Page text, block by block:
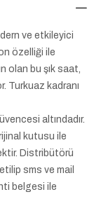
ve etkileyici
özelliği ile
olan bu şık saat,
Turkuaz kadranı
altındadır.
kutusu ile
Distribütörü
sms ve mail
belgesi ile